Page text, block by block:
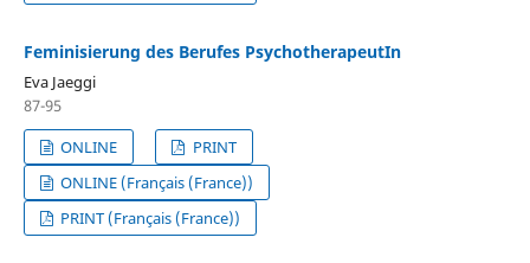
Feminisierung des Berufes PsychotherapeutIn
Eva Jaeggi
87-95
ONLINE
PRINT
ONLINE (Français (France))
PRINT (Français (France))